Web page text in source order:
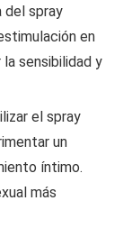
del spray
en
sensibilidad y
el spray
un
íntimo.
más